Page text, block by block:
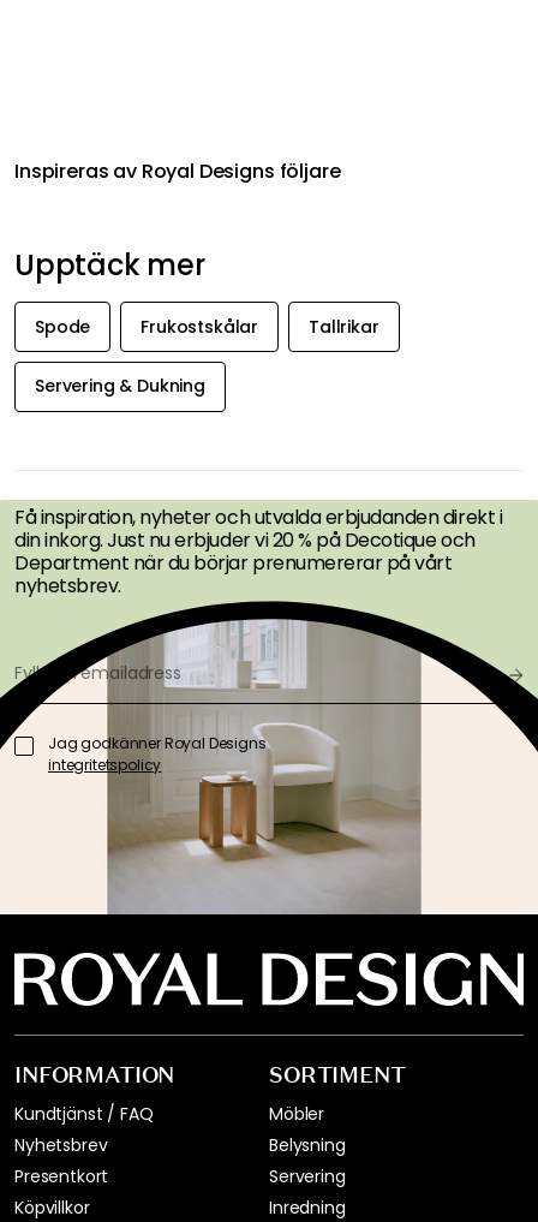
Inspireras av Royal Designs följare
Upptäck mer
Spode Frukostskålar Tallrikar
Servering & Dukning
FÅ INSPIRATION &
ERBJUDANDEN FÖRST
Få inspiration, nyheter och utvalda erbjudanden direkt i
din inkorg. Just nu erbjuder vi 20 % på Decotique och
Department när du börjar prenumererar på vårt
nyhetsbrev.
Jag godkänner Royal Designs
integritetspolicy
INFORMATION
Kundtjänst / FAQ
Nyhetsbrev
Presentkort
Köpvillkor
SORTIMENT
Möbler
Belysning
Servering
Inredning